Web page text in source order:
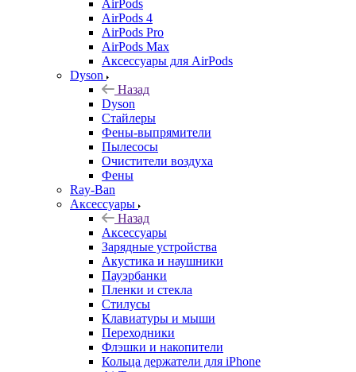
AirPods
AirPods 4
AirPods Pro
AirPods Max
Аксессуары для AirPods
Dyson
Назад
Dyson
Стайлеры
Фены-выпрямители
Пылесосы
Очистители воздуха
Фены
Ray-Ban
Аксессуары
Назад
Аксессуары
Зарядные устройства
Акустика и наушники
Пауэрбанки
Пленки и стекла
Стилусы
Клавиатуры и мыши
Переходники
Флэшки и накопители
Кольца держатели для iPhone